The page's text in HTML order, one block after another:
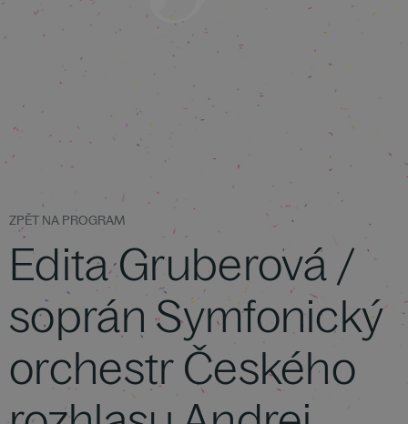
ZPĚT NA PROGRAM
Edita Gruberová /
soprán Symfonický
orchestr Českého